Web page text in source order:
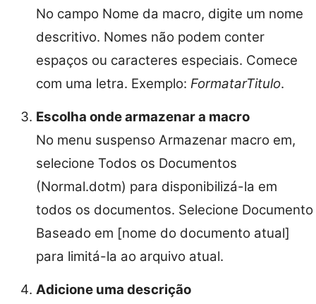
No campo Nome da macro, digite um nome
descritivo. Nomes não podem conter
espaços ou caracteres especiais. Comece
com uma letra. Exemplo: FormatarTitulo.
Escolha onde armazenar a macro
No menu suspenso Armazenar macro em,
selecione Todos os Documentos
(Normal.dotm) para disponibilizá-la em
todos os documentos. Selecione Documento
Baseado em [nome do documento atual]
para limitá-la ao arquivo atual.
Adicione uma descrição